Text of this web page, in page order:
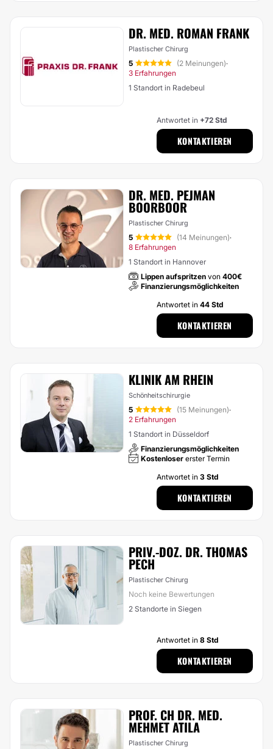
DR. MED. ROMAN FRANK
Plastischer Chirurg
5 (2 Meinungen)·
3 Erfahrungen
1 Standort in Radebeul
Antwortet in +72 Std
KONTAKTIEREN
DR. MED. PEJMAN
BOORBOOR
Plastischer Chirurg
5 (14 Meinungen)·
8 Erfahrungen
1 Standort in Hannover
Lippen aufspritzen von 400€
Finanzierungsmöglichkeiten
Antwortet in 44 Std
KONTAKTIEREN
KLINIK AM RHEIN
Schönheitschirurgie
5 (15 Meinungen)·
2 Erfahrungen
1 Standort in Düsseldorf
Finanzierungsmöglichkeiten
Kostenloser erster Termin
Antwortet in 3 Std
KONTAKTIEREN
PRIV.-DOZ. DR. THOMAS
PECH
Plastischer Chirurg
Noch keine Bewertungen
2 Standorte in Siegen
Antwortet in 8 Std
KONTAKTIEREN
PROF. CH DR. MED.
MEHMET ATILA
Plastischer Chirurg